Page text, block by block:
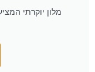
מלון יוקרתי